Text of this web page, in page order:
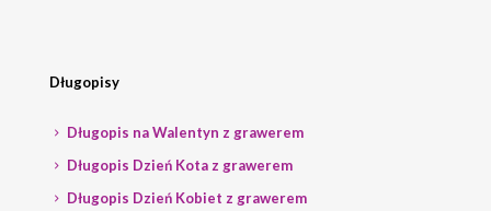
Długopisy
Długopis na Walentyn z grawerem
Długopis Dzień Kota z grawerem
Długopis Dzień Kobiet z grawerem